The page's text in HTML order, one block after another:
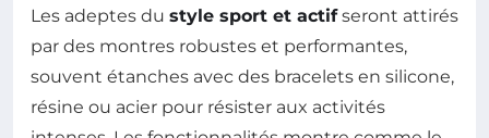
Les adeptes du style sport et actifseront attirés
par des montres robustes et performantes,
souvent étanches avec des bracelets en silicone,
résine ou acier pour résister aux activités